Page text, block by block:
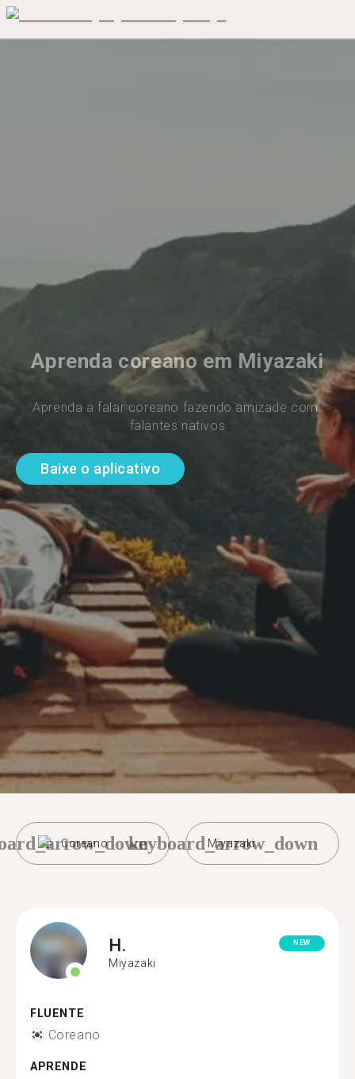
Aprenda coreano em Miyazaki
Aprenda a falar coreano fazendo amizade com
falantes nativos
Baixe o aplicativo
Coreano Miyazaki
keyboard_arrow_down
H.
Miyazaki
NEW
FLUENTE
Coreano
APRENDE